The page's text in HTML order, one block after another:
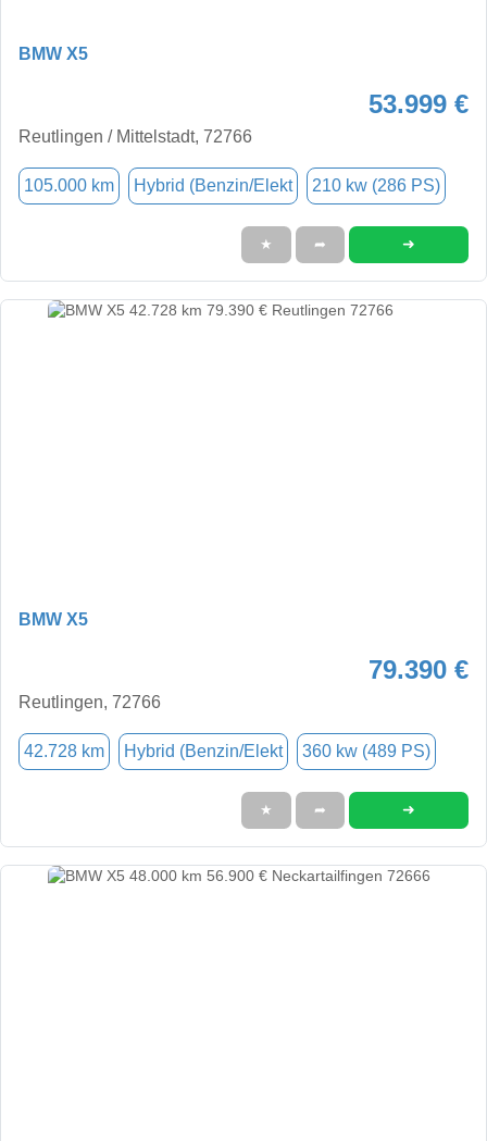
BMW X5
53.999 €
Reutlingen / Mittelstadt, 72766
105.000 km Hybrid (Benzin/Elekt 210 kw (286 PS)
★ ➦ ➜
BMW X5
79.390 €
Reutlingen, 72766
42.728 km Hybrid (Benzin/Elekt 360 kw (489 PS)
★ ➦ ➜